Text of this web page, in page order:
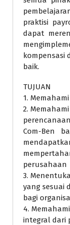
praktisi
dapat
kompensasi
baik.
TUJUAN
1.
2.
Com-Ben
perusahaan
3.
yang sesuai
bagi
4.
integral dari